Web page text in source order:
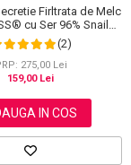
Firltrata de Melc
cu Ser 96% Snail
Advanced Snail 92
All in One
(2)
275,00 Lei
159,00 Lei
IN COS